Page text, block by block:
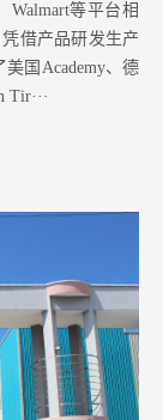
Walmart等平台相
借产品研发生产
国Academy、德